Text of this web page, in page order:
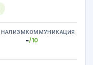
КОММУНИКАЦИЯ
-/10